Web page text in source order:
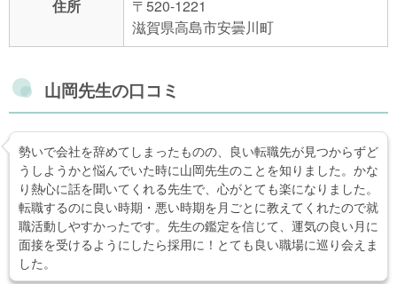
住所
〒520-1221
滋賀県高島市安曇川町
山岡先生の口コミ
勢いで会社を辞めてしまったものの、良い転職先が見つからずど
うしようかと悩んでいた時に山岡先生のことを知りました。かな
り熱心に話を聞いてくれる先生で、心がとても楽になりました。
転職するのに良い時期・悪い時期を月ごとに教えてくれたので就
職活動しやすかったです。先生の鑑定を信じて、運気の良い月に
面接を受けるようにしたら採用に！とても良い職場に巡り会えま
した。